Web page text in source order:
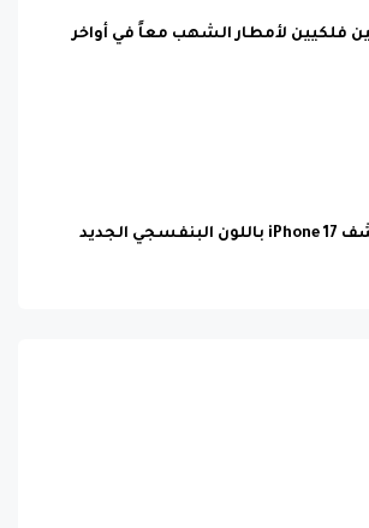
فلكيين لأمطار الشهب معاً في أواخر
صورة مسربة تكشف iPhone 17 باللون البنفسجي الجديد